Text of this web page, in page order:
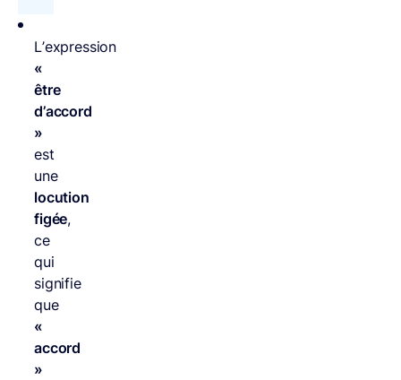
L’expression
«
être
d’accord
»
est
une
locution
figée,
ce
qui
signifie
que
«
accord
»